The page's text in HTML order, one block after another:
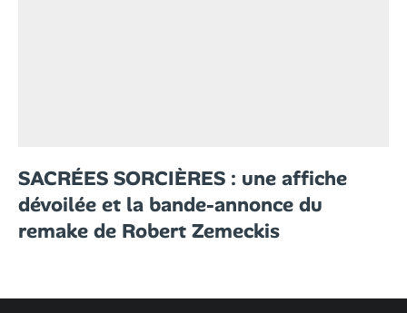
SACRÉES SORCIÈRES : une affiche
dévoilée et la bande-annonce du
remake de Robert Zemeckis